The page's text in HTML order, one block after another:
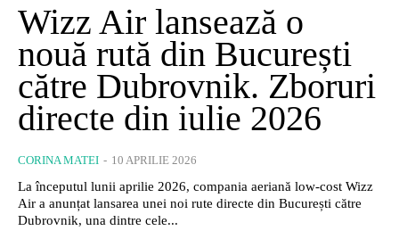
Wizz Air lansează o
nouă rută din București
către Dubrovnik. Zboruri
directe din iulie 2026
CORINA MATEI - 10 APRILIE 2026
La începutul lunii aprilie 2026, compania aeriană low-cost Wizz
Air a anunțat lansarea unei noi rute directe din București către
Dubrovnik, una dintre cele...